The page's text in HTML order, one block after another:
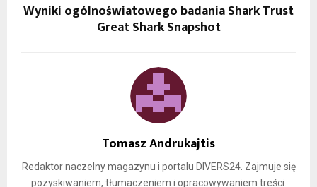
Wyniki ogólnoświatowego badania Shark Trust
Great Shark Snapshot
Tomasz Andrukajtis
Redaktor naczelny magazynu i portalu DIVERS24. Zajmuje się
pozyskiwaniem, tłumaczeniem i opracowywaniem treści.